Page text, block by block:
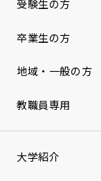
受験生の方
卒業生の方
地域・一般の方
教職員専用
大学紹介